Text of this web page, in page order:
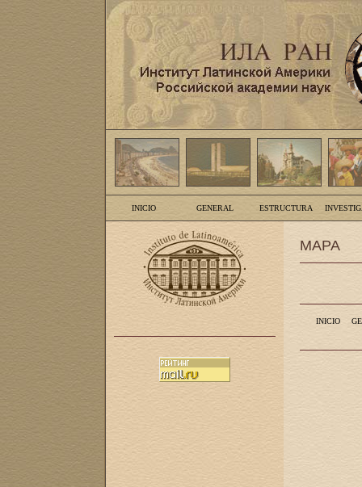
INICIO GENERAL ESTRUCTURA
MAPA
INICIO